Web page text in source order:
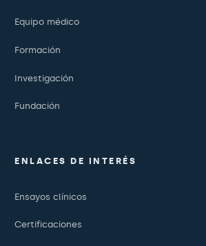
Equipo médico
Formación
Investigación
Fundación
ENLACES DE INTERÉS
Ensayos clínicos
Certificaciones